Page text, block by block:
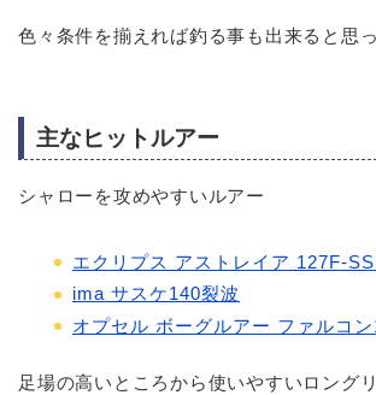
色々条件を揃えれば釣る事も出来ると思っ
主なヒットルアー
シャローを攻めやすいルアー
エクリプス アストレイア 127F-
ima サスケ140裂波
オプセル ボーグルアー ファルコ
足場の高いところから使いやすいロング